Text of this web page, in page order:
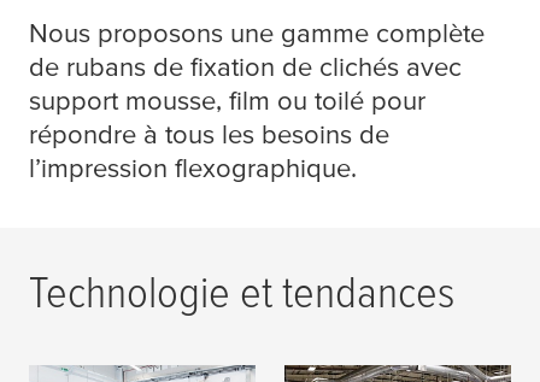
Nous proposons une gamme complète
de rubans de fixation de clichés avec
support mousse, film ou toilé pour
répondre à tous les besoins de
l’impression flexographique.
Technologie et tendances